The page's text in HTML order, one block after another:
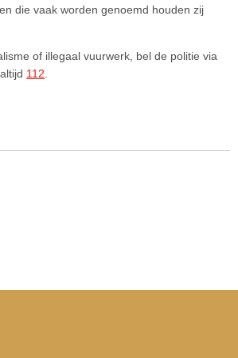
die vaak worden genoemd houden zij
of illegaal vuurwerk, bel de politie via
112.